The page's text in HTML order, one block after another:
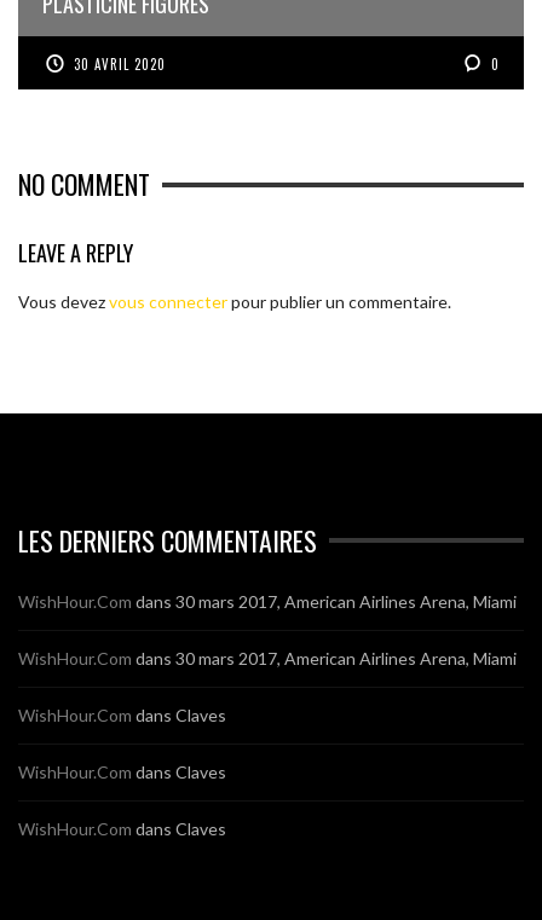
30 AVRIL 2020 0
NO COMMENT
LEAVE A REPLY
Vous devezvous connecterpour publier un commentaire.
LES DERNIERS COMMENTAIRES
WishHour.Com dans 30 mars 2017, American Airlines Arena, Miami
WishHour.Com dans 30 mars 2017, American Airlines Arena, Miami
WishHour.Com dans Claves
WishHour.Com dans Claves
WishHour.Com dans Claves